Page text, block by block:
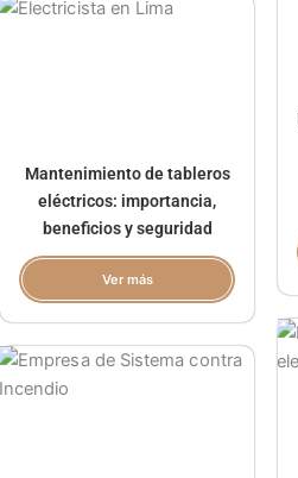
Mantenimiento de tableros
eléctricos: importancia,
beneficios y seguridad
Ver más